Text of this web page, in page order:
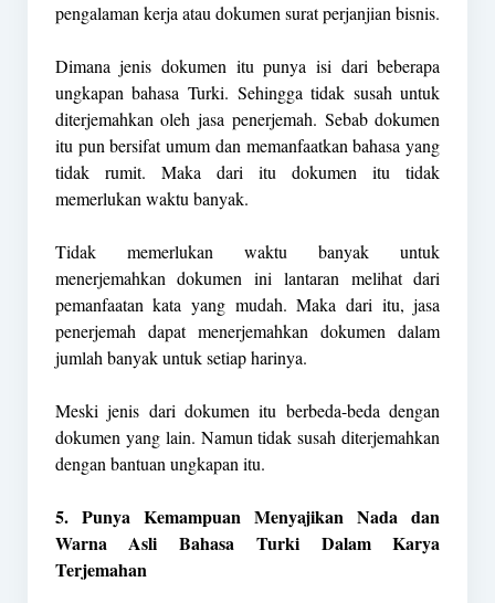
pengalaman kerja atau dokumen surat perjanjian bisnis.
Dimana jenis dokumen itu punya isi dari beberapa
ungkapan bahasa Turki. Sehingga tidak susah untuk
diterjemahkan oleh jasa penerjemah. Sebab dokumen
itu pun bersifat umum dan memanfaatkan bahasa yang
tidak rumit. Maka dari itu dokumen itu tidak
memerlukan waktu banyak.
Tidak memerlukan waktu banyak untuk
menerjemahkan dokumen ini lantaran melihat dari
pemanfaatan kata yang mudah. Maka dari itu, jasa
penerjemah dapat menerjemahkan dokumen dalam
jumlah banyak untuk setiap harinya.
Meski jenis dari dokumen itu berbeda-beda dengan
dokumen yang lain. Namun tidak susah diterjemahkan
dengan bantuan ungkapan itu.
5. Punya Kemampuan Menyajikan Nada dan
Warna Asli Bahasa Turki Dalam Karya
Terjemahan